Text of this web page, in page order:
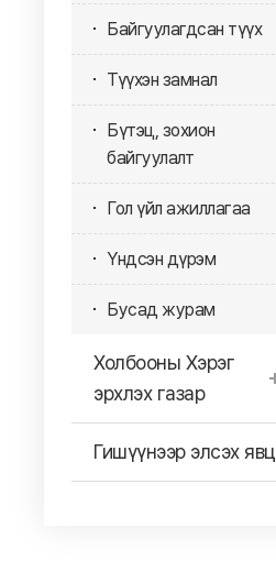
Байгуулагдсан түүх
Түүхэн замнал
Бүтэц, зохион
байгуулалт
Гол үйл ажиллагаа
Үндсэн дүрэм
Бусад журам
Холбооны Хэрэг
эрхлэх газар
Гишүүнээр элсэх явц